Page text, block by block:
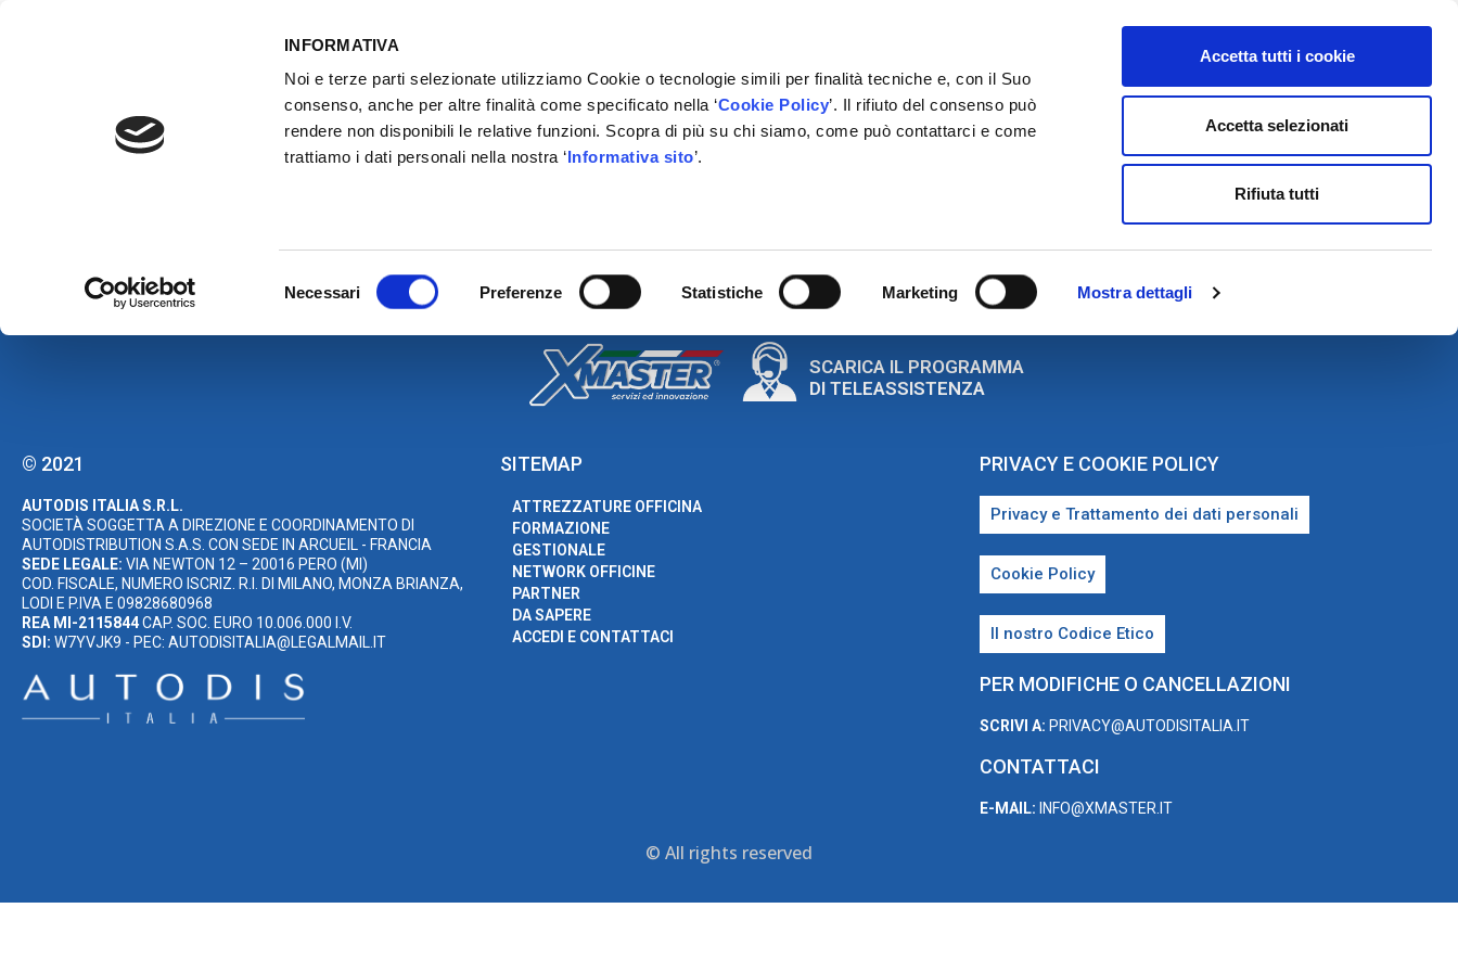
INFORMATIVA
Noi e terze parti selezionate utilizziamo Cookie o tecnologie simili per finalità tecniche e, con il Suo
consenso, anche per altre finalità come specificato nella ‘Cookie Policy’. Il rifiuto del consenso può
rendere non disponibili le relative funzioni. Scopra di più su chi siamo, come può contattarci e come
trattiamo i dati personali nella nostra ‘Informativa sito’.
del
Necessari Preferenze Statistiche Marketing Mostra dettagli
Accetta tutti i cookie
Accetta selezionati
Rifiuta tutti
ACCESSO GESTIONALE
ACCEDI E CONTATTACI
PILLOLE di Esi: Guida all’uso di ESI (tronic) 2.0 ON-LINE
SCARICA IL PROGRAMMA
DI TELEASSISTENZA
© 2021
AUTODIS ITALIA S.R.L.
SOCIETÀ SOGGETTA A DIREZIONE E COORDINAMENTO DI
AUTODISTRIBUTION S.A.S. CON SEDE IN ARCUEIL - FRANCIA
SEDE LEGALE: VIA NEWTON 12 – 20016 PERO (MI)
COD. FISCALE, NUMERO ISCRIZ. R.I. DI MILANO, MONZA BRIANZA,
LODI E P.IVA E 09828680968
REA MI-2115844CAP. SOC. EURO 10.006.000 I.V.
SDI: W7YVJK9 - PEC: AUTODISITALIA@LEGALMAIL.IT
SITEMAP
ATTREZZATURE OFFICINA
FORMAZIONE
GESTIONALE
NETWORK OFFICINE
PARTNER
DA SAPERE
ACCEDI E CONTATTACI
PRIVACY E COOKIE POLICY
Privacy e Trattamento dei dati personali
Cookie Policy
Il nostro Codice Etico
PER MODIFICHE O CANCELLAZIONI
SCRIVI A: PRIVACY@AUTODISITALIA.IT
CONTATTACI
E-MAIL: INFO@XMASTER.IT
© All rights reserved